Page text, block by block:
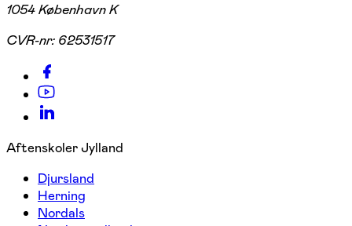
1054 København K
CVR-nr: 62531517
Aftenskoler Jylland
Djursland
Herning
Nordals